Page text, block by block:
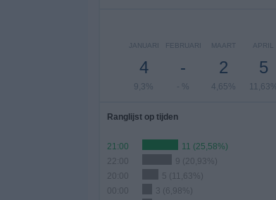
JANUARI
4
9,3%
FEBRUARI
-
- %
MAART
2
4,65%
APRIL
5
11,63%
Ranglijst op tijden
21:00
11 (25,58%)
22:00
9 (20,93%)
20:00
5 (11,63%)
3 (6,98%)